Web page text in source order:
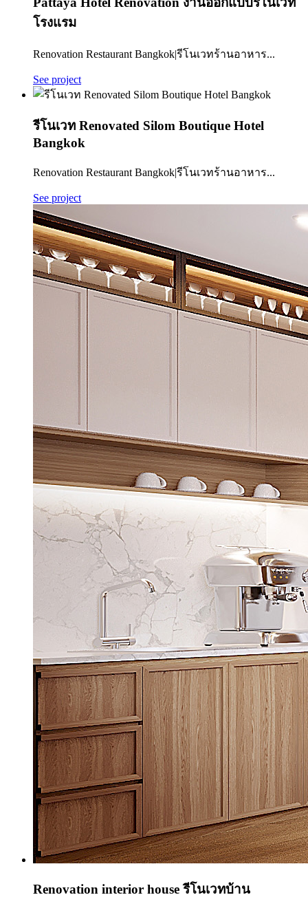
โรงแรม
Renovation Restaurant Bangkok|รีโนเวทร้านอาหาร...
See project
รีโนเวท Renovated Silom Boutique Hotel
Bangkok
Renovation Restaurant Bangkok|รีโนเวทร้านอาหาร...
See project
Renovation interior house รีโนเวทบ้าน